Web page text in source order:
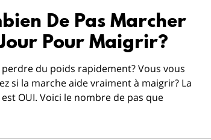
De Pas Marcher
Pour Maigrir?
perdre du poids rapidement? Vous vous
si la marche aide vraiment à maigrir? La
OUI. Voici le nombre de pas que